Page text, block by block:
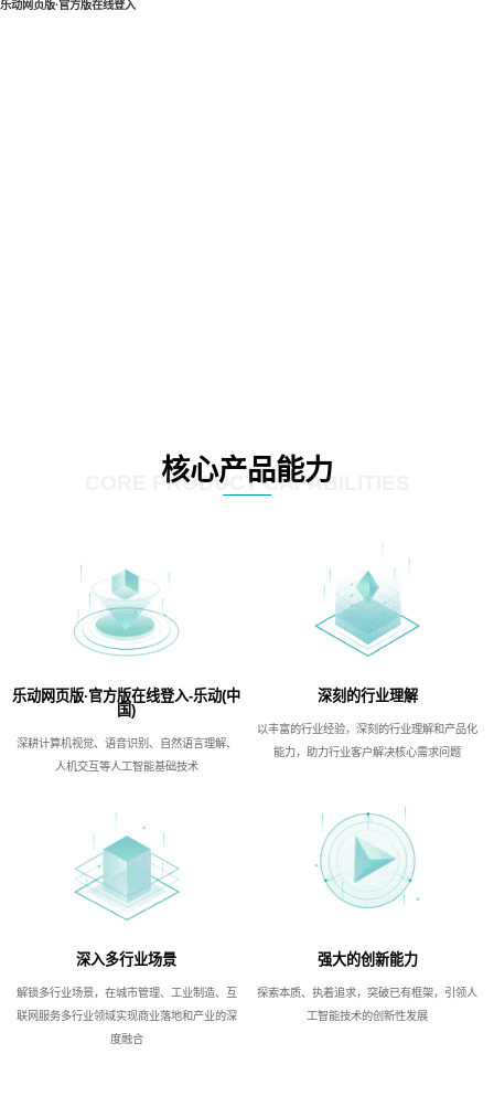
乐动网页版·官方版在线登入
核心产品能力
CORE PRODUCT CAPABILITIES
乐动网页版·官方版在线登入-乐动(中
国)
深耕计算机视觉、语音识别、自然语言理解、
人机交互等人工智能基础技术
深刻的行业理解
以丰富的行业经验，深刻的行业理解和产品化
能力，助力行业客户解决核心需求问题
深入多行业场景
解锁多行业场景，在城市管理、工业制造、互
联网服务多行业领域实现商业落地和产业的深
度融合
强大的创新能力
探索本质、执着追求，突破已有框架，引领人
工智能技术的创新性发展